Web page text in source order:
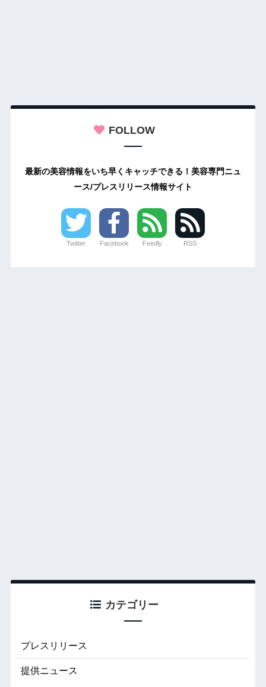
FOLLOW
最新の美容情報をいち早くキャッチできる！美容専門ニュ
ース/プレスリリース情報サイト
Twitter Facebook Feedly RSS
カテゴリー
プレスリリース
提供ニュース